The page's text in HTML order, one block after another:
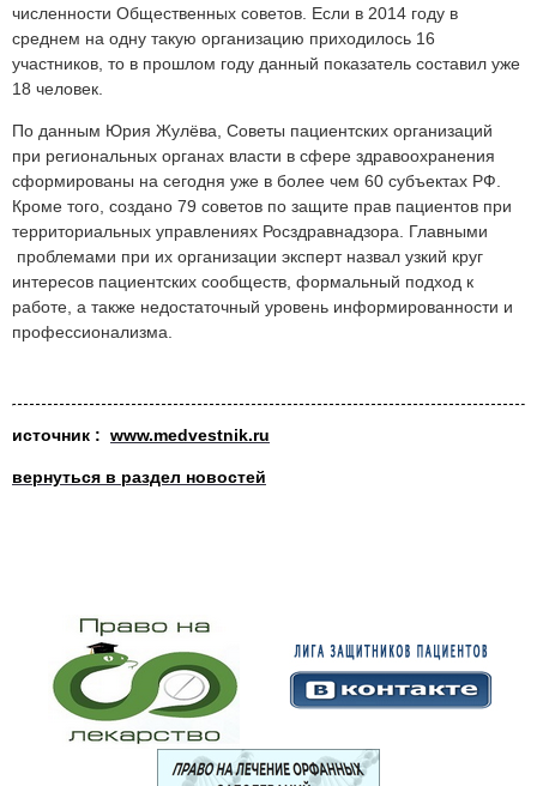
численности Общественных советов. Если в 2014 году в
среднем на одну такую организацию приходилось 16
участников, то в прошлом году данный показатель составил уже
18 человек.
По данным Юрия Жулёва, Советы пациентских организаций
при региональных органах власти в сфере здравоохранения
сформированы на сегодня уже в более чем 60 субъектах РФ.
Кроме того, создано 79 советов по защите прав пациентов при
территориальных управлениях Росздравнадзора. Главными
проблемами при их организации эксперт назвал узкий круг
интересов пациентских сообществ, формальный подход к
работе, а также недостаточный уровень информированности и
профессионализма.
источник : www.medvestnik.ru
вернуться в раздел новостей